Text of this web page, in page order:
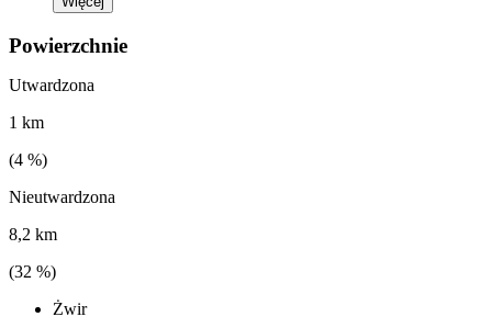
Powierzchnie
Utwardzona
1 km
(4 %)
Nieutwardzona
8,2 km
(32 %)
Żwir